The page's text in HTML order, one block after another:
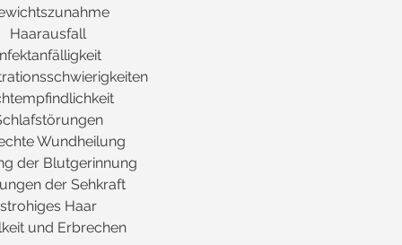
Haarausfall
Wundheilung
der Blutgerinnung
der Sehkraft
strohiges Haar
und Erbrechen